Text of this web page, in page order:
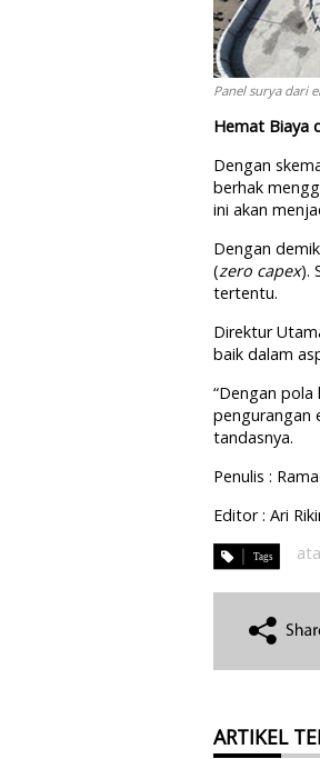
Panel surya dari
Hemat Biaya
Dengan
berhak
ini akan
Dengan
(zero capex).
tertentu.
Direktur
baik dalam
“Dengan
pengurangan
tandasnya.
Penulis :
Editor : Ari
ARTIKEL